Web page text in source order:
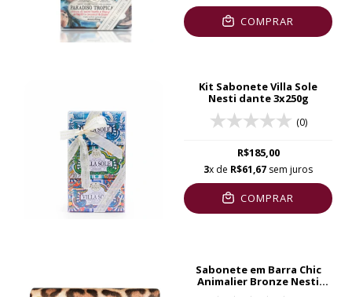
COMPRAR
Kit Sabonete Villa Sole
Nesti dante 3x250g
(0)
R$185,00
3x de R$61,67 sem juros
COMPRAR
Sabonete em Barra Chic
Animalier Bronze Nesti
Dante 250g